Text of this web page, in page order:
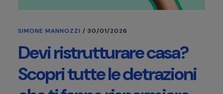
SIMONE MANNOZZI / 30/01/2026
Devi ristrutturare casa?
Scopri tutte le detrazioni